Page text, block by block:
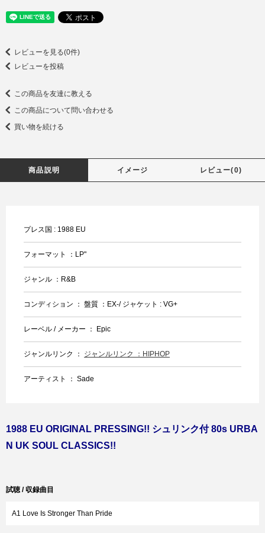
レビューを見る(0件)
レビューを投稿
この商品を友達に教える
この商品について問い合わせる
買い物を続ける
商品説明 イメージ レビュー(0)
プレス国 : 1988 EU
フォーマット ：LP"
ジャンル ：R&B
コンディション ： 盤質 ：EX-/ ジャケット : VG+
レーベル / メーカー ： Epic
ジャンルリンク ： ジャンルリンク ：HIPHOP
アーティスト ： Sade
1988 EU ORIGINAL PRESSING!! シュリンク付 80s URBA
N UK SOUL CLASSICS!!
試聴 / 収録曲目
A1 Love Is Stronger Than Pride